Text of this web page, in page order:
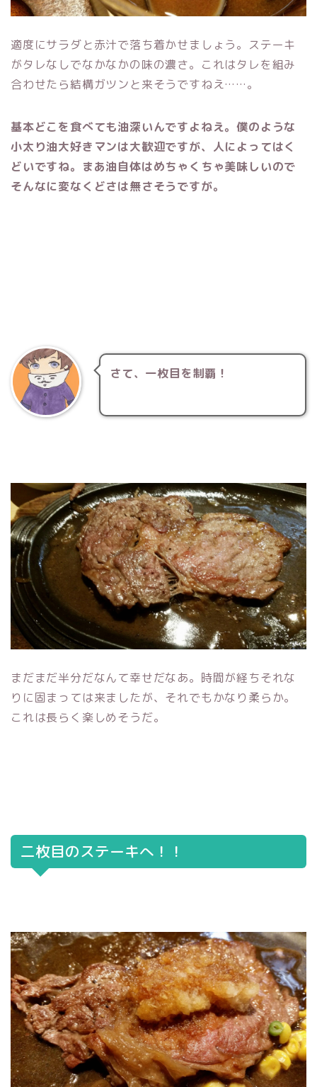
適度にサラダと赤汁で落ち着かせましょう。ステーキ
がタレなしでなかなかの味の濃さ。これはタレを組み
合わせたら結構ガツンと来そうですねえ……。
基本どこを食べても油深いんですよねえ。僕のような
小太り油大好きマンは大歓迎ですが、人によってはく
どいですね。まあ油自体はめちゃくちゃ美味しいので
そんなに変なくどさは無さそうですが。
さて、一枚目を制覇！
まだまだ半分だなんて幸せだなあ。時間が経ちそれな
りに固まっては来ましたが、それでもかなり柔らか。
これは長らく楽しめそうだ。
二枚目のステーキへ！！